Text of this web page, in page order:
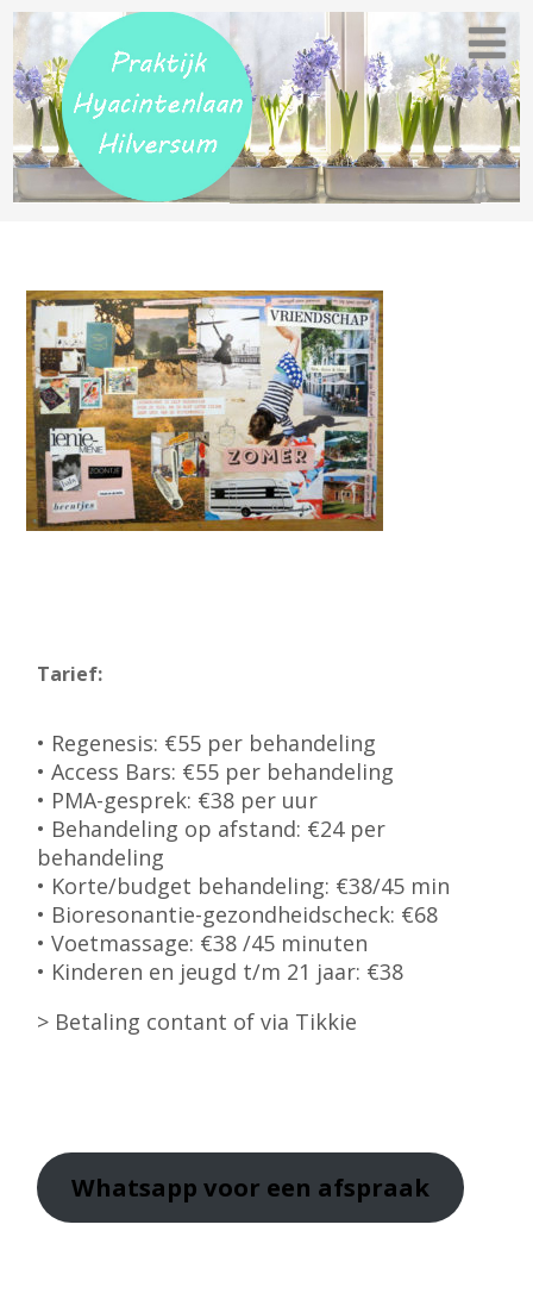
Tarief:
• Regenesis: €55 per behandeling
• Access Bars: €55 per behandeling
• PMA-gesprek: €38 per uur
• Behandeling op afstand: €24 per
behandeling
• Korte/budget behandeling: €38/45 min
• Bioresonantie-gezondheidscheck: €68
• Voetmassage: €38 /45 minuten
• Kinderen en jeugd t/m 21 jaar: €38
> Betaling contant of via Tikkie
Whatsapp voor een afspraak